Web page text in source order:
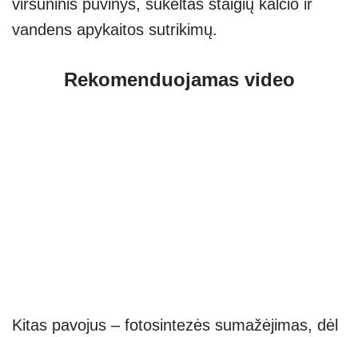
viršūninis puvinys, sukeltas staigių kalcio ir
vandens apykaitos sutrikimų.
Rekomenduojamas video
Kitas pavojus – fotosintezės sumažėjimas, dėl